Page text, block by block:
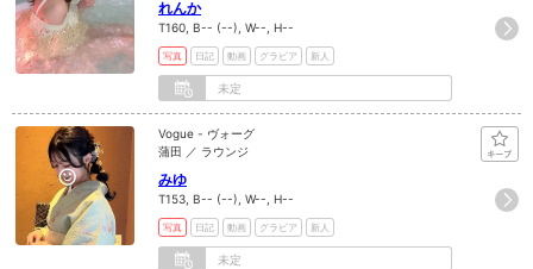
れんか
T160, B-- (--), W--, H--
写真 日記 動画 グラビア 新人
未定
Vogue - ヴォーグ
蒲田 ／ ラウンジ
みゆ
T153, B-- (--), W--, H--
写真 日記 動画 グラビア 新人
未定